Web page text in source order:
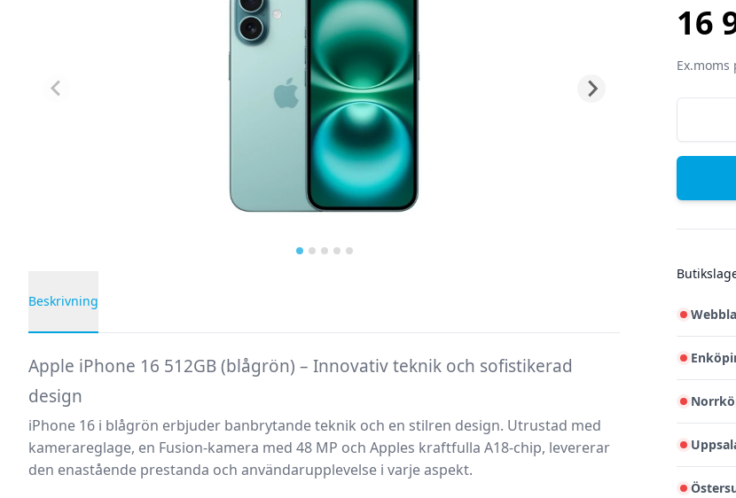
16
Ex.moms
Beskrivning
Apple iPhone 16 512GB (blågrön) – Innovativ teknik och sofistikerad
design
iPhone 16 i blågrön erbjuder banbrytande teknik och en stilren design. Utrustad med
kamerareglage, en Fusion-kamera med 48 MP och Apples kraftfulla A18-chip, levererar
den enastående prestanda och användarupplevelse i varje aspekt.